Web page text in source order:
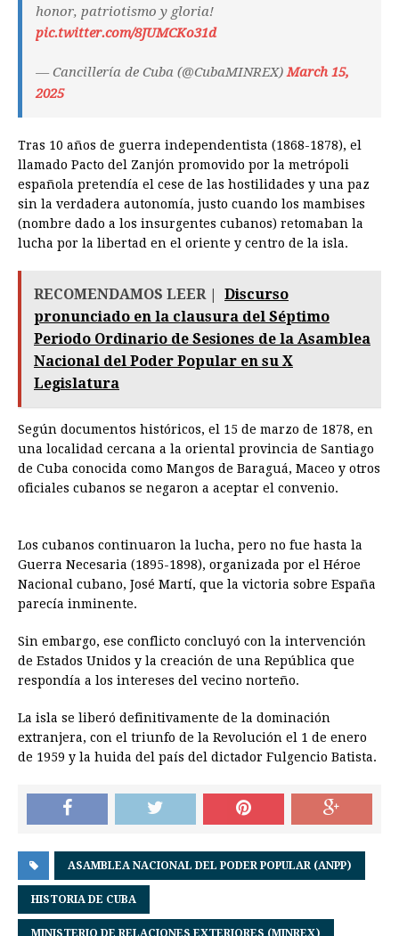
honor, patriotismo y gloria!
pic.twitter.com/8JUMCKo31d
— Cancillería de Cuba (@CubaMINREX)March 15,
2025
Tras 10 años de guerra independentista (1868-1878), el
llamado Pacto del Zanjón promovido por la metrópoli
española pretendía el cese de las hostilidades y una paz
sin la verdadera autonomía, justo cuando los mambises
(nombre dado a los insurgentes cubanos) retomaban la
lucha por la libertad en el oriente y centro de la isla.
RECOMENDAMOS LEER |
Discurso
pronunciado en la clausura del Séptimo
Periodo Ordinario de Sesiones de la Asamblea
Nacional del Poder Popular en su X
Legislatura
Según documentos históricos, el 15 de marzo de 1878, en
una localidad cercana a la oriental provincia de Santiago
de Cuba conocida como Mangos de Baraguá, Maceo y otros
oficiales cubanos se negaron a aceptar el convenio.
Los cubanos continuaron la lucha, pero no fue hasta la
Guerra Necesaria (1895-1898), organizada por el Héroe
Nacional cubano, José Martí, que la victoria sobre España
parecía inminente.
Sin embargo, ese conflicto concluyó con la intervención
de Estados Unidos y la creación de una República que
respondía a los intereses del vecino norteño.
La isla se liberó definitivamente de la dominación
extranjera, con el triunfo de la Revolución el 1 de enero
de 1959 y la huida del país del dictador Fulgencio Batista.
ASAMBLEA NACIONAL DEL PODER POPULAR (ANPP)
HISTORIA DE CUBA